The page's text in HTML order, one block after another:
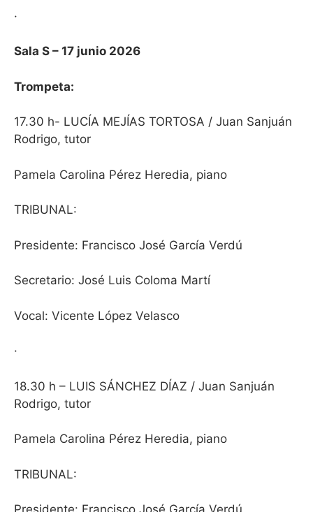
·
Sala S – 17 junio 2026
Trompeta:
17.30 h- LUCÍA MEJÍAS TORTOSA / Juan Sanjuán
Rodrigo, tutor
Pamela Carolina Pérez Heredia, piano
TRIBUNAL:
Presidente: Francisco José García Verdú
Secretario: José Luis Coloma Martí
Vocal: Vicente López Velasco
·
18.30 h – LUIS SÁNCHEZ DÍAZ / Juan Sanjuán
Rodrigo, tutor
Pamela Carolina Pérez Heredia, piano
TRIBUNAL:
Presidente: Francisco José García Verdú